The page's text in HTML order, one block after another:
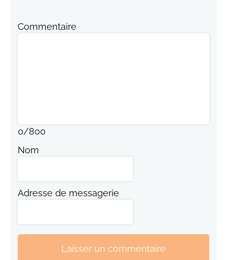
Commentaire
0/800
Nom
Adresse de messagerie
Laisser un commentaire